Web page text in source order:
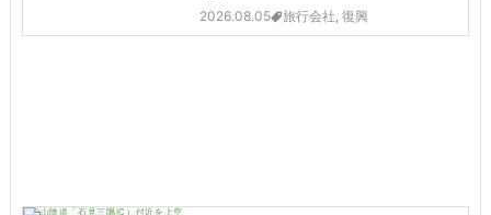
2026.08.05 旅行会社, 復興